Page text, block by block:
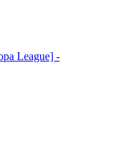
League] -